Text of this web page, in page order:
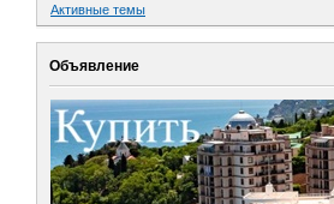
Активные темы
Объявление